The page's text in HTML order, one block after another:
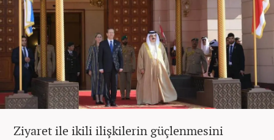
Ziyaret ile ikili ilişkilerin güçlenmesini